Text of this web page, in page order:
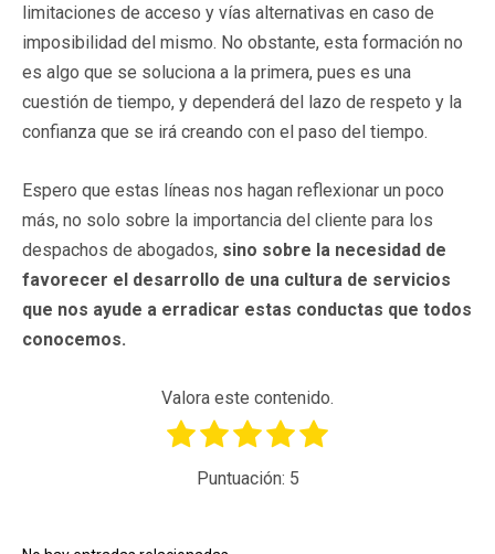
limitaciones de acceso y vías alternativas en caso de
imposibilidad del mismo. No obstante, esta formación no
es algo que se soluciona a la primera, pues es una
cuestión de tiempo, y dependerá del lazo de respeto y la
confianza que se irá creando con el paso del tiempo.
Espero que estas líneas nos hagan reflexionar un poco
más, no solo sobre la importancia del cliente para los
despachos de abogados, sino sobre la necesidad de
favorecer el desarrollo de una cultura de servicios
que nos ayude a erradicar estas conductas que todos
conocemos.
Valora este contenido.
Puntuación: 5